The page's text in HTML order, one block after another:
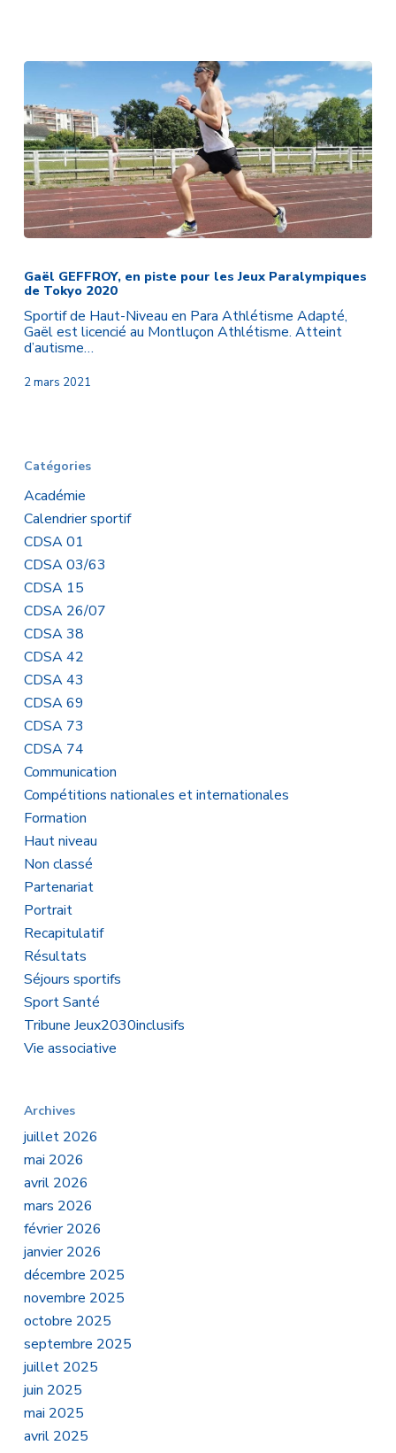
Gaël
en
piste
pour
les
Jeux
Paralympiques
de
Tokyo
Gaël GEFFROY, en piste pour les Jeux Paralympiques
de Tokyo 2020
Sportif de Haut-Niveau en Para Athlétisme Adapté,
Gaël est licencié au Montluçon Athlétisme. Atteint
d’autisme…
2 mars 2021
Catégories
Académie
Calendrier sportif
CDSA 01
CDSA 03/63
CDSA 15
CDSA 26/07
CDSA 38
CDSA 42
CDSA 43
CDSA 69
CDSA 73
CDSA 74
Communication
Compétitions nationales et internationales
Formation
Haut niveau
Non classé
Partenariat
Portrait
Recapitulatif
Résultats
Séjours sportifs
Sport Santé
Tribune Jeux2030inclusifs
Vie associative
Archives
juillet 2026
mai 2026
avril 2026
mars 2026
février 2026
janvier 2026
décembre 2025
novembre 2025
octobre 2025
septembre 2025
juillet 2025
juin 2025
mai 2025
avril 2025